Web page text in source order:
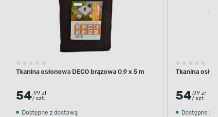
Tkanina osłonowa DECO brązowa 0,9 x 5 m
54.99 zł
/ szt.
Dostępne z dostawą
Tkanina
54.99 zł
/ szt.
Dostępne z